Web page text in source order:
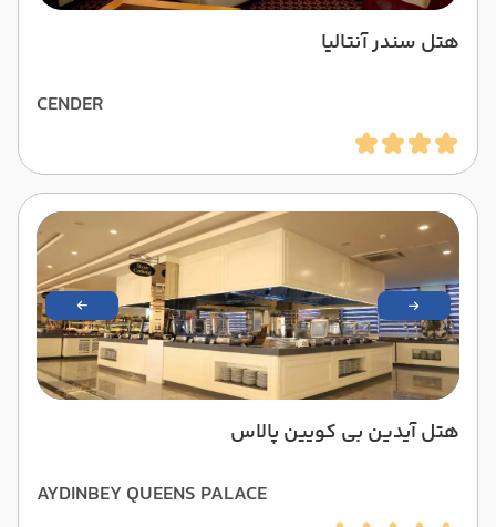
هتل سندر آنتالیا
CENDER
هتل آیدین بی کویین پالاس
AYDINBEY QUEENS PALACE